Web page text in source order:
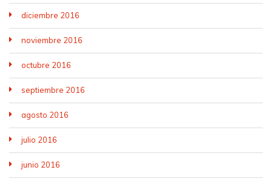
diciembre 2016
noviembre 2016
octubre 2016
septiembre 2016
agosto 2016
julio 2016
junio 2016